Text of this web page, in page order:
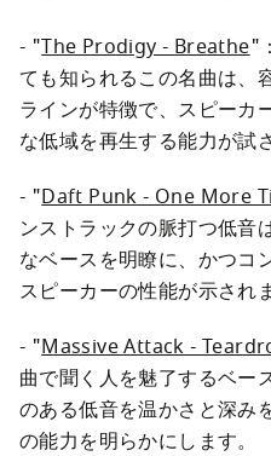
- "The Prodigy - Breathe"
ても知られるこの名曲は、
ラインが特徴で、スピーカ
- "Daft Punk - One More
ンストラックの脈打つ低音
なベースを明瞭に、かつコ
スピーカーの性能が示され
- "Massive Attack -
曲で聞く人を魅了するベー
のある低音を温かさと深み